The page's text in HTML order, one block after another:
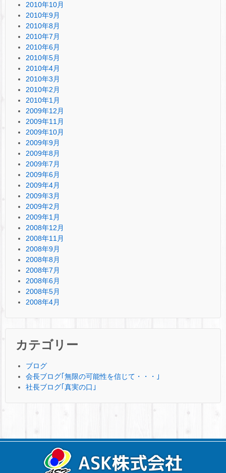
2010年10月
2010年9月
2010年8月
2010年7月
2010年6月
2010年5月
2010年4月
2010年3月
2010年2月
2010年1月
2009年12月
2009年11月
2009年10月
2009年9月
2009年8月
2009年7月
2009年6月
2009年4月
2009年3月
2009年2月
2009年1月
2008年12月
2008年11月
2008年9月
2008年8月
2008年7月
2008年6月
2008年5月
2008年4月
カテゴリー
ブログ
会長ブログ｢無限の可能性を信じて・・・｣
社長ブログ｢真実の口｣